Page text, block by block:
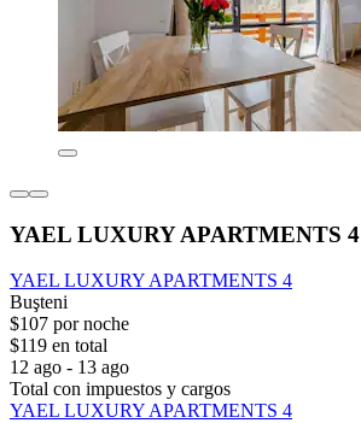
YAEL LUXURY APARTMENTS 4
YAEL LUXURY APARTMENTS 4
Buşteni
$107 por noche
$119 en total
12 ago - 13 ago
Total con impuestos y cargos
YAEL LUXURY APARTMENTS 4